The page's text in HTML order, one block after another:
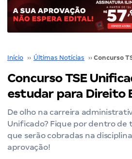
Início ›› Últimas Notícias ››
Concurso TSE
estudar para Direito
De olho na carreira
Unificado? Fique por dentro de
que serão cobradas na
aprovação!